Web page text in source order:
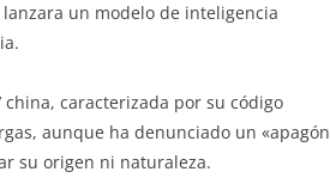
un modelo de inteligencia
china, caracterizada por su código
aunque ha denunciado un «apagón
su origen ni naturaleza.